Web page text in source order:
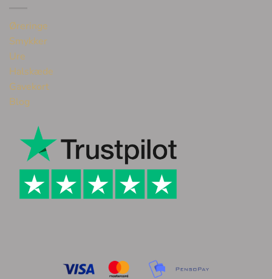
Øreringe
Smykker
Ure
Halskæde
Gavekort
Blog